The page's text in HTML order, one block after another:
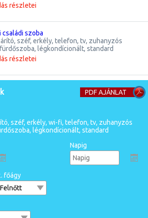
részletei
családi szoba
légkondícionált, standard
részletei
PDF AJÁNLAT
széf, erkély, wi-fi, telefon, tv, zuhanyzós
légkondícionált, standard
Napig
főágy